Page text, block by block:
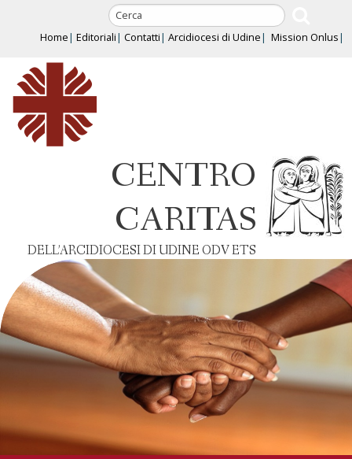
content
Home Editoriali Contatti Arcidiocesi di Udine Mission Onlus
CENTRO
CARITAS
DELL’ARCIDIOCESI DI UDINE ODV ETS